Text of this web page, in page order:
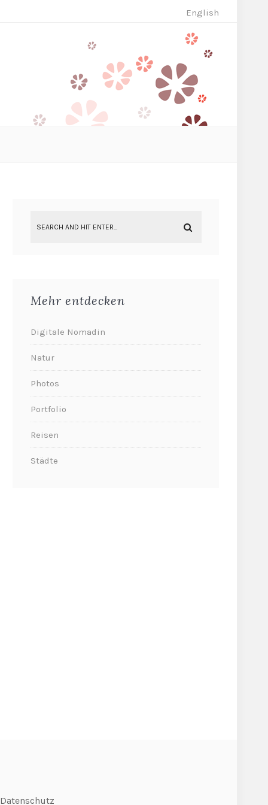
English
Mehr entdecken
Digitale Nomadin
Natur
Photos
Portfolio
Reisen
Städte
Datenschutz